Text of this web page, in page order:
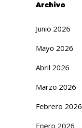
Archivo
Junio 2026
Mayo 2026
Abril 2026
Marzo 2026
Febrero 2026
Enero 2026